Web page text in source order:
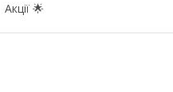
Акції 🌟